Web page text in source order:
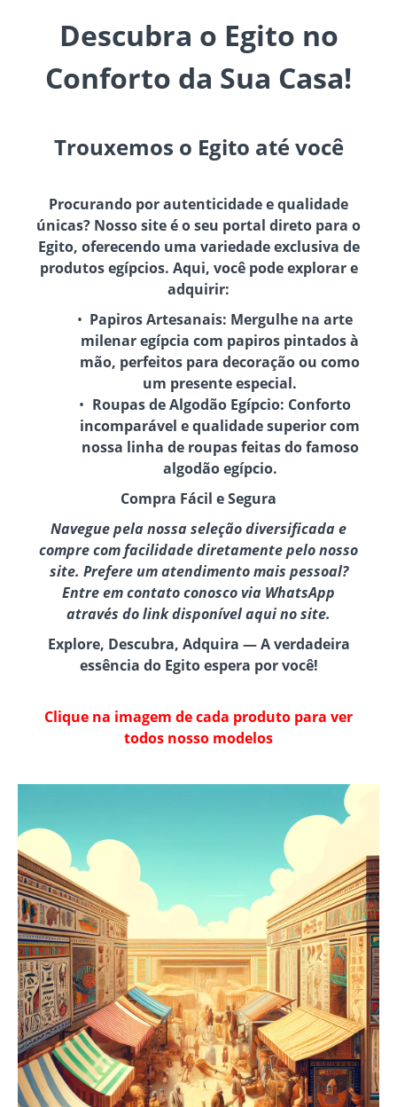
Descubra o Egito no
Conforto da Sua Casa!
Trouxemos o Egito até você
Procurando por autenticidade e qualidade
únicas? Nosso site é o seu portal direto para o
Egito, oferecendo uma variedade exclusiva de
produtos egípcios. Aqui, você pode explorar e
adquirir:
Papiros Artesanais: Mergulhe na arte
milenar egípcia com papiros pintados à
mão, perfeitos para decoração ou como
um presente especial.
Roupas de Algodão Egípcio: Conforto
incomparável e qualidade superior com
nossa linha de roupas feitas do famoso
algodão egípcio.
Compra Fácil e Segura
Navegue pela nossa seleção diversificada e
compre com facilidade diretamente pelo nosso
site. Prefere um atendimento mais pessoal?
Entre em contato conosco via WhatsApp
através do link disponível aqui no site.
Explore, Descubra, Adquira — A verdadeira
essência do Egito espera por você!
Clique na imagem de cada produto para ver
todos nosso modelos